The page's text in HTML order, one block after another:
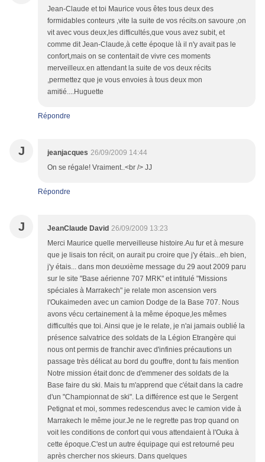
Jean-Claude et toi Maurice vous êtes tous deux des
formidables conteurs ,vite la suite de vos récits.on savoure ,on
vit avec vous deux,les difficultés,que vous avez subit, et
comme dit Jean-Claude,à cette époque là il n'y avait pas le
confort,mais on se contentait de vivre ces moments
merveilleux.en attendant la suite de vos deux récits
,permettez que je vous envoies à tous deux mon
amitié....Huguette
Répondre
J jeanjacques 26/09/2009 14:44
On se régale! Vraiment..<br /> JJ
Répondre
J JeanClaude David 26/09/2009 13:23
Merci Maurice quelle merveilleuse histoire.Au fur et à mesure
que je lisais ton récit, on aurait pu croire que j'y étais...eh bien,
j'y étais... dans mon deuxième message du 29 aout 2009 paru
sur le site "Base aérienne 707 MRK" et intitulé "Missions
spéciales à Marrakech" je relate mon ascension vers
l'Oukaimeden avec un camion Dodge de la Base 707. Nous
avons vécu certainement à la même époque,les mêmes
difficultés que toi. Ainsi que je le relate, je n'ai jamais oublié la
présence salvatrice des soldats de la Légion Etrangère qui
nous ont permis de franchir avec d'infinies précautions un
passage très délicat au bord du gouffre, dont tu fais mention
Notre mission était donc de d'emmener des soldats de la
Base faire du ski. Mais tu m'apprend que c'était dans la cadre
d'un "Championnat de ski". La différence est que le Sergent
Petignat et moi, sommes redescendus avec le camion vide à
Marrakech le même jour.Je ne le regrette pas trop quand on
voit les conditions de confort qui vous attendaient à l'Ouka à
cette époque.C'est un autre équipage qui est retourné peu
après chercher nos skieurs. Dans quelques